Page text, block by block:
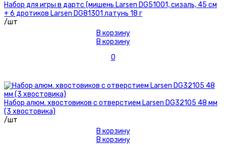
Набор для игры в дартс (мишень Larsen DG51001, сизаль, 45 см
+ 6 дротиков Larsen DG81301 латунь 18 г
/шт
В корзину
В корзину
0
Набор алюм. хвостовиков с отверстием Larsen DG32105 48 мм
(3 хвостовика)
/шт
В корзину
В корзину